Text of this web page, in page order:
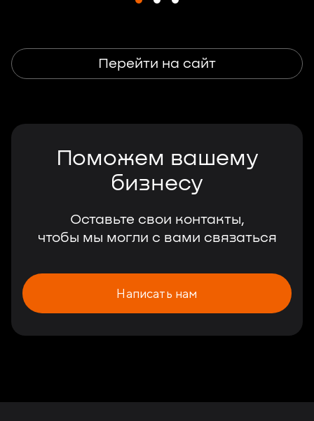
Перейти на сайт
Поможем вашему
бизнесу
Оставьте свои контакты,
чтобы мы могли с вами связаться
Написать нам